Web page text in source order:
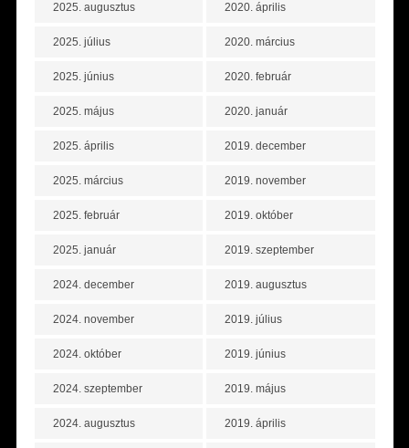
2025. augusztus
2025. július
2025. június
2025. május
2025. április
2025. március
2025. február
2025. január
2024. december
2024. november
2024. október
2024. szeptember
2024. augusztus
2020. április
2020. március
2020. február
2020. január
2019. december
2019. november
2019. október
2019. szeptember
2019. augusztus
2019. július
2019. június
2019. május
2019. április